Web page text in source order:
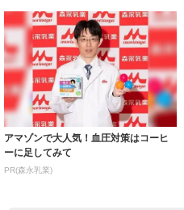
アマゾンで大人気！血圧対策はコーヒ
ーに足してみて
PR(森永乳業)